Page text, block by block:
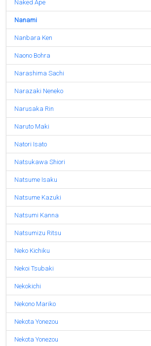
Naked Ape
Nanami
Nanbara Ken
Naono Bohra
Narashima Sachi
Narazaki Neneko
Narusaka Rin
Naruto Maki
Natori Isato
Natsukawa Shiori
Natsume Isaku
Natsume Kazuki
Natsumi Kanna
Natsumizu Ritsu
Neko Kichiku
Nekoi Tsubaki
Nekokichi
Nekono Mariko
Nekota Yonezou
Nekota Yonezou